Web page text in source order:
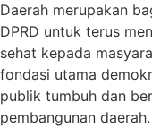
Daerah merupakan
DPRD untuk terus
sehat kepada
fondasi utama
publik tumbuh dan
pembangunan daerah.